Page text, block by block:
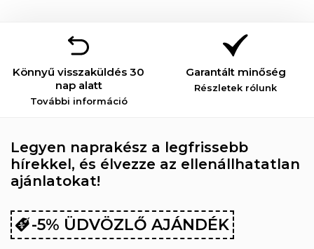
Könnyű visszaküldés 30
nap alatt
További információ
Garantált minőség
Részletek rólunk
Legyen naprakész a legfrissebb
hírekkel, és élvezze az ellenállhatatlan
ajánlatokat!
-5% ÜDVÖZLŐ AJÁNDÉK